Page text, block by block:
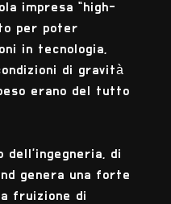
impresa "high-
per poter
in tecnologia,
di gravità
erano del tutto
dell'ingegneria, di
genera una forte
fruizione di